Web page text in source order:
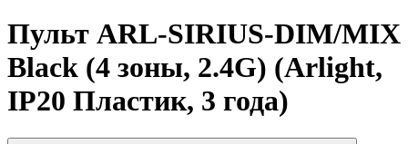
Пульт ARL-SIRIUS-DIM/MIX
Black (4 зоны, 2.4G) (Arlight,
IP20 Пластик, 3 года)